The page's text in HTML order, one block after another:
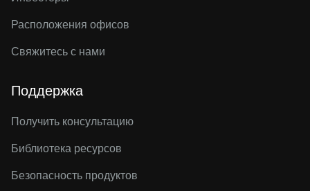
Расположения офисов
Свяжитесь с нами
Поддержка
Получить консультацию
Библиотека ресурсов
Безопасность продуктов